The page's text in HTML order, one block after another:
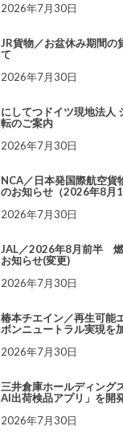
2026年7月30日
JR貨物／お盆休み期間の
て
2026年7月30日
にしてつドイツ現地法人
転のご案内
2026年7月30日
NCA／日本発国際航空貨
のお知らせ（2026年8月
2026年7月30日
JAL／2026年8月前半
お知らせ(変更)
2026年7月30日
椿本チエイン／再生可能
ボンニュートラル実現を
2026年7月30日
三井倉庫ホールディング
AI出荷検品アプリ」を開
2026年7月30日